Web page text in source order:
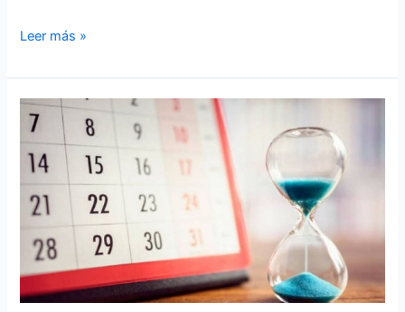
Leer más »
¿POR
QUÉ
EL
MES
DE
ENERO
PARECE
MÁS
LARGO?